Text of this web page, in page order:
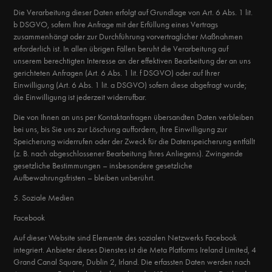
Die Verarbeitung dieser Daten erfolgt auf Grundlage von Art. 6 Abs. 1 lit.
b DSGVO, sofern Ihre Anfrage mit der Erfüllung eines Vertrags
zusammenhängt oder zur Durchführung vorvertraglicher Maßnahmen
erforderlich ist. In allen übrigen Fällen beruht die Verarbeitung auf
unserem berechtigten Interesse an der effektiven Bearbeitung der an uns
gerichteten Anfragen (Art. 6 Abs. 1 lit. f DSGVO) oder auf Ihrer
Einwilligung (Art. 6 Abs. 1 lit. a DSGVO) sofern diese abgefragt wurde;
die Einwilligung ist jederzeit widerrufbar.
Die von Ihnen an uns per Kontaktanfragen übersandten Daten verbleiben
bei uns, bis Sie uns zur Löschung auffordern, Ihre Einwilligung zur
Speicherung widerrufen oder der Zweck für die Datenspeicherung entfällt
(z. B. nach abgeschlossener Bearbeitung Ihres Anliegens). Zwingende
gesetzliche Bestimmungen – insbesondere gesetzliche
Aufbewahrungsfristen – bleiben unberührt.
5. Soziale Medien
Facebook
Auf dieser Website sind Elemente des sozialen Netzwerks Facebook
integriert. Anbieter dieses Dienstes ist die Meta Platforms Ireland Limited, 4
Grand Canal Square, Dublin 2, Irland. Die erfassten Daten werden nach